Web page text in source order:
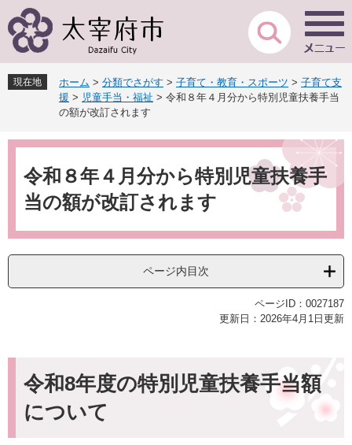
ー
先
頭
。
ニ
を
飛
て
現在地 ホーム > 分類でさがす > 子育て・教育・スポーツ > 子育て支
援 > 児童手当・福祉 > 令和８年４月分から特別児童扶養手当
の額が改訂されます
本
令和８年４月分から特別児童扶養手
当の額が改訂されます
ページ内目次
ページID：0027187
更新日：2026年4月1日更新
令和8年度の特別児童扶養手当額
について